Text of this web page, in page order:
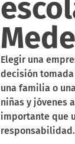
Elegir una
decisión
una familia o
niñas y jóvenes
importante que
responsabilidad.